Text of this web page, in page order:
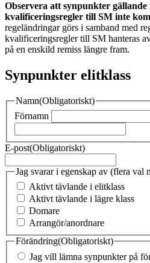
Observera att synpunkter
kvalificeringsregler till SM inte
regeländringar görs i samband med
kvalificeringsregler till SM hanteras
på en enskild remiss längre fram.
Synpunkter elitklass
Namn(Obligatoriskt)
Förnamn
E-post(Obligatoriskt)
Jag svarar i egenskap av (flera val
Aktivt tävlande i elitklass
Aktivt tävlande i lägre klass
Domare
Arrangör/anordnare
Förändring(Obligatoriskt)
Jag vill lämna synpunkter på